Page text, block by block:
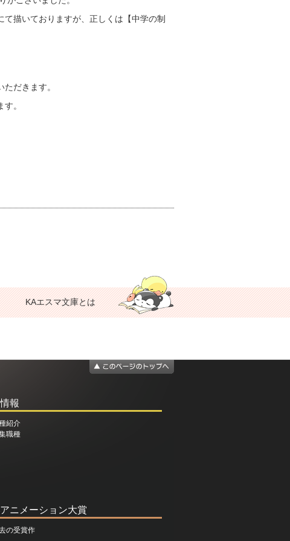
描いておりますが、正しくは【中学の制
だきます。
。
KAエスマ文庫とは
報
紹介
職種
ニメーション大賞
の受賞作